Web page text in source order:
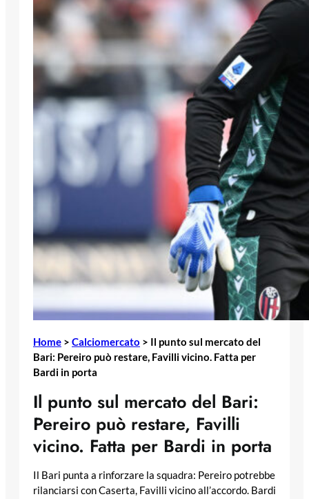
Home > Calciomercato > Il punto sul mercato del
Bari: Pereiro può restare, Favilli vicino. Fatta per
Bardi in porta
Il punto sul mercato del Bari:
Pereiro può restare, Favilli
vicino. Fatta per Bardi in porta
Il Bari punta a rinforzare la squadra: Pereiro potrebbe
rilanciarsi con Caserta, Favilli vicino all’accordo. Bardi